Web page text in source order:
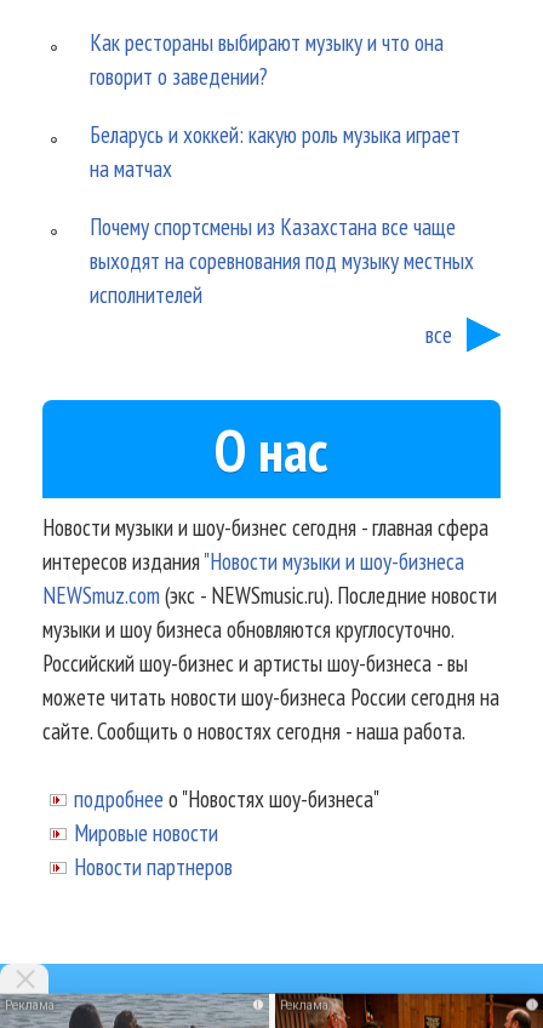
Как рестораны выбирают музыку и что она
говорит о заведении?
Беларусь и хоккей: какую роль музыка играет
на матчах
Почему спортсмены из Казахстана все чаще
выходят на соревнования под музыку местных
исполнителей
все
О нас
Новости музыки и шоу-бизнес сегодня - главная сфера
интересов издания"Новости музыки и шоу-бизнеса
NEWSmuz.com(экс - NEWSmusic.ru). Последние новости
музыки и шоу бизнеса обновляются круглосуточно.
Российский шоу-бизнес и артисты шоу-бизнеса - вы
можете читать новости шоу-бизнеса России сегодня на
сайте. Сообщить о новостях сегодня - наша работа.
подробнее о "Новостях шоу-бизнеса"
Мировые новости
Новости партнеров
i i